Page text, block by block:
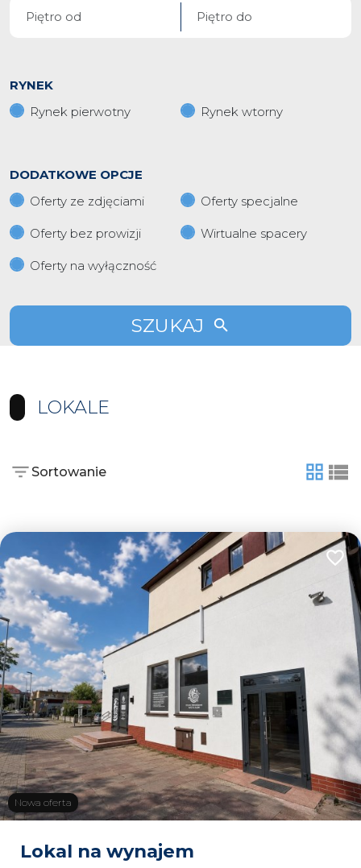
RYNEK
Rynek pierwotny
Rynek wtorny
DODATKOWE OPCJE
Oferty ze zdjęciami
Oferty specjalne
Oferty bez prowizji Wirtualne spacery
Oferty na wyłączność
SZUKAJ
LOKALE
Sortowanie
tabela
Nowa oferta
Lokal na wynajem